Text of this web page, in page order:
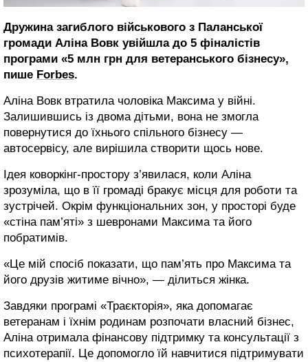
Дружина загиблого військового з Паланської
громади Аліна Вовк увійшла до 5 фіналістів
програми «5 млн грн для ветеранського бізнесу»,
пише Forbes.
Аліна Вовк втратила чоловіка Максима у війні.
Залишившись із двома дітьми, вона не змогла
повернутися до їхнього спільного бізнесу —
автосервісу, але вирішила створити щось нове.
Ідея коворкінг-простору з’явилася, коли Аліна
зрозуміла, що в її громаді бракує місця для роботи та
зустрічей. Окрім функціональних зон, у просторі буде
«стіна пам’яті» з шевронами Максима та його
побратимів.
«Це мій спосіб показати, що пам’ять про Максима та
його друзів житиме вічно», — ділиться жінка.
Завдяки програмі «Траєкторія», яка допомагає
ветеранам і їхнім родинам розпочати власний бізнес,
Аліна отримала фінансову підтримку та консультації з
психотерапії. Це допомогло їй навчитися підтримувати